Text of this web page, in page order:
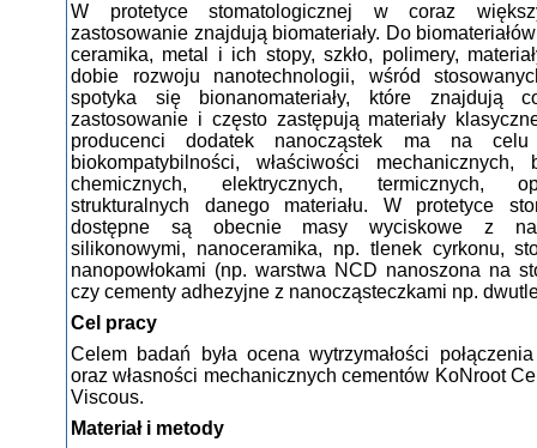
W protetyce stomatologicznej w coraz
zastosowanie znajdują biomateriały. Do
ceramika, metal i ich stopy, szkło, polimery,
dobie rozwoju nanotechnologii, wśród
spotyka się bionanomateriały, które znajdują
zastosowanie i często zastępują materiały
producenci dodatek nanocząstek ma na celu
biokompatybilności, właściwości mechanicznych,
chemicznych, elektrycznych, termicznych,
strukturalnych danego materiału. W protetyce
dostępne są obecnie masy wyciskowe z
silikonowymi, nanoceramika, np. tlenek cyrkonu,
nanopowłokami (np. warstwa NCD nanoszona na
czy cementy adhezyjne z nanocząsteczkami np.
Cel pracy
Celem badań była ocena wytrzymałości
oraz własności mechanicznych cementów KoNroot
Viscous.
Materiał i metody